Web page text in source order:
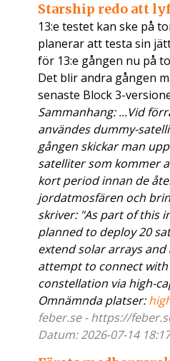
Starship redo att
13:e testet kan ske på
planerar att testa sin
för 13:e gången nu på
Det blir andra gången
senaste Block 3-
Sammanhang: ...Vid
användes dummy-
gången skickar man
satelliter som kommer
kort period innan de
jordatmosfären och
skriver: "As part of this
planned to deploy 20
extend solar arrays
attempt to connect
constellation via high-
Omnämnda platser:
feber.se - https://
Datum: 2026-07-14